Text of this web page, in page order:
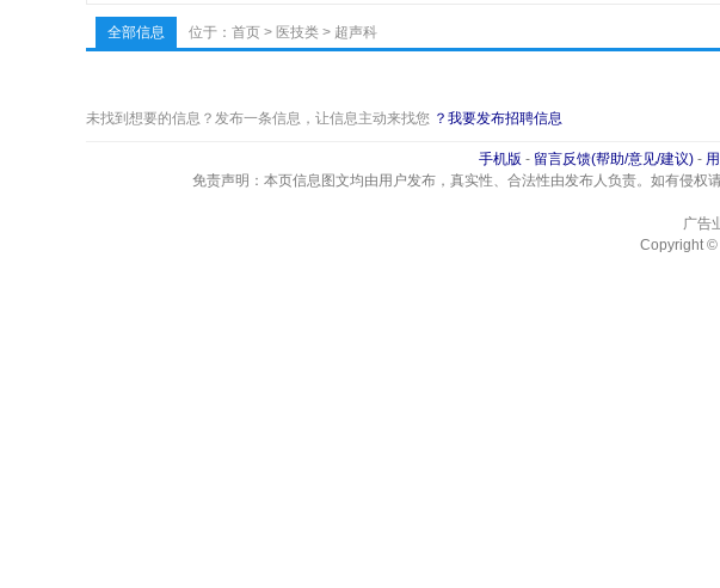
全部信息 位于： 首页 > 医技类 > 超声科
未找到想要的信息？发布一条信息，让信息主动来找您 ？我要发布招聘信息
手机版 - 留言反馈(帮助/意见/建议) -
免责声明：本页信息图文均由用户发布，真实性、合法性由发布人负责。如有侵
广告
Copyright ©